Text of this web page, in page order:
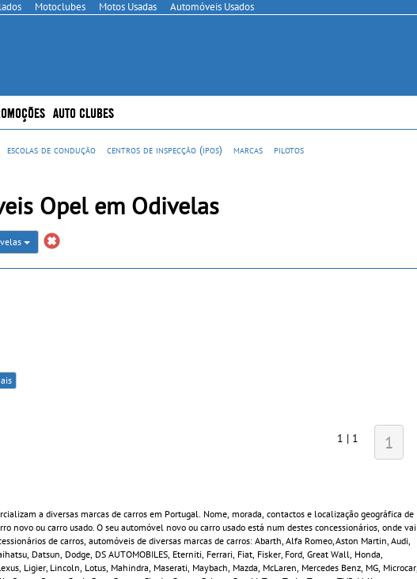
Motoclubes Motos Usadas Automóveis Usados
AUTO CLUBES
escolas de condução centros de inspecção (ipos) marcas
pilotos
Opel em Odivelas
1 | 1 1
a diversas marcas de carros em Portugal. Nome, morada, contactos e localização geográfica de
novo ou carro usado. O seu automóvel novo ou carro usado está num destes concessionários, onde vai
de carros, automóveis de diversas marcas de carros: Abarth, Alfa Romeo, Aston Martin, Audi,
Datsun, Dodge, DS AUTOMOBILES, Eterniti, Ferrari, Fiat, Fisker, Ford, Great Wall, Honda,
Ligier, Lincoln, Lotus, Mahindra, Maserati, Maybach, Mazda, McLaren, Mercedes Benz, MG, Microcar,